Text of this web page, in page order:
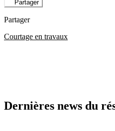
Partager
Partager
Courtage en travaux
Dernières news du